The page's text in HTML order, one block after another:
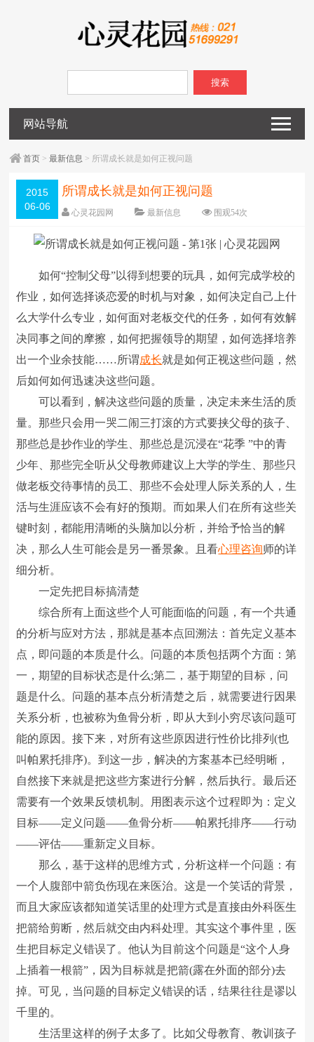
搜索
网站导航
首页 >最新信息 > 所谓成长就是如何正视问题
2015
06-06
所谓成长就是如何正视问题
心灵花园网 最新信息 围观54次
字体：大 中 小
如何“控制父母”以得到想要的玩具，如何完成学校的
作业，如何选择谈恋爱的时机与对象，如何决定自己上什
么大学什么专业，如何面对老板交代的任务，如何有效解
决同事之间的摩擦，如何把握领导的期望，如何选择培养
出一个业余技能……所谓成长就是如何正视这些问题，然
后如何如何迅速决这些问题。
可以看到，解决这些问题的质量，决定未来生活的质
量。那些只会用一哭二闹三打滚的方式要挟父母的孩子、
那些总是抄作业的学生、那些总是沉浸在“花季 ”中的青
少年、那些完全听从父母教师建议上大学的学生、那些只
做老板交待事情的员工、那些不会处理人际关系的人，生
活与生涯应该不会有好的预期。而如果人们在所有这些关
键时刻，都能用清晰的头脑加以分析，并给予恰当的解
决，那么人生可能会是另一番景象。且看心理咨询师的详
细分析。
一定先把目标搞清楚
综合所有上面这些个人可能面临的问题，有一个共通
的分析与应对方法，那就是基本点回溯法：首先定义基本
点，即问题的本质是什么。问题的本质包括两个方面：第
一，期望的目标状态是什么;第二，基于期望的目标，问
题是什么。问题的基本点分析清楚之后，就需要进行因果
关系分析，也被称为鱼骨分析，即从大到小穷尽该问题可
能的原因。接下来，对所有这些原因进行性价比排列(也
叫帕累托排序)。到这一步，解决的方案基本已经明晰，
自然接下来就是把这些方案进行分解，然后执行。最后还
需要有一个效果反馈机制。用图表示这个过程即为：定义
目标――定义问题――鱼骨分析――帕累托排序――行动
――评估――重新定义目标。
那么，基于这样的思维方式，分析这样一个问题：有
一个人腹部中箭负伤现在来医治。这是一个笑话的背景，
而且大家应该都知道笑话里的处理方式是直接由外科医生
把箭给剪断，然后就交由内科处理。其实这个事件里，医
生把目标定义错误了。他认为目前这个问题是“这个人身
上插着一根箭”，因为目标就是把箭(露在外面的部分)去
掉。可见，当问题的目标定义错误的话，结果往往是谬以
千里的。
生活里这样的例子太多了。比如父母教育、教训孩子